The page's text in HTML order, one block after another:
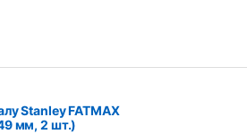
Stanley FATMAX
мм, 2 шт.)